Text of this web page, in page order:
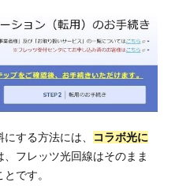
する方法には、
コラボ光に
フレッツ光回線はそのまま
です。